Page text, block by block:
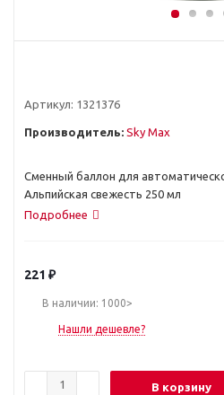
Артикул: 1321376
Производитель: Sky Max
Сменный баллон для
Альпийская свежесть 250 мл
Подробнее
221 ₽
В наличии: 1000>
Нашли дешевле?
В корзину